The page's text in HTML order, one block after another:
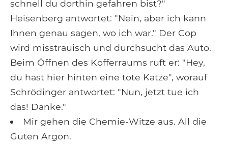
schnell du dorthin gefahren bist?"
Heisenberg antwortet: "Nein, aber ich kann
Ihnen genau sagen, wo ich war." Der Cop
wird misstrauisch und durchsucht das Auto.
Beim Öffnen des Kofferraums ruft er: "Hey,
du hast hier hinten eine tote Katze", worauf
Schrödinger antwortet: "Nun, jetzt tue ich
das! Danke."
Mir gehen die Chemie-Witze aus. All die
Guten Argon.